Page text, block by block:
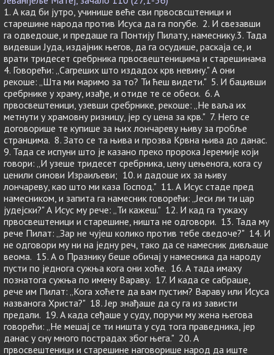
1. А кад би јутро, учинише веће сви првосвсштеници и
старешине народа против Исуса да га погубе. 2. И свезавши
га одведоше, и предаше га Понтију Пилату, намеснику.3. Тада
видевши Јуда, издајник његов, да га осудише, раскаја се, и
врати тридесет сребрника првосвештеницима и старешинама
4. Говорећи: „Сагреших што издадох крв невину." А они
рекоше: „Шта ми маримо за то? Ти ћеш видети." 5. И бацивши
сребрнике у храму, изађе, и отиде те се обеси. 6. А
првосвештеници, узевши сребрнике, рекоше: „Не ваља их
метнути у храмовну ризницу, јер су цена за крв." 7. Него се
договорише те купише за њих лончареву њиву за гробље
странцима. 8. Зато се та њива и прозва Крвна њива до данас.
9. Тада се испуни што је казано преко пророка Јеремије који
говори: „И узеше тридесет сребрника, цену цењенога, кога су
ценили синови Израиљеви; 10. и дадоше их за њиву
лончареву, као што ми каза Господ." 11. А Исус стаде пред
намесником, и запита га намесник говорећи: „Јеси ли ти цар
јудејски?" А Исус му рече: „Ти кажеш." 12. И кад га тужаху
првосвештеници и старешине, ништа не одговори. 13. Тада му
рече Пилат: „Зар не чујеш колико против тебе сведоче?" 14. И
не одговори му ни на једну реч, тако да се намесник дивљаше
веома. 15. А о Празнику беше обичај у намесника да народу
пусти по једнога сужња кога они хоће. 16. А тада имаху
познатога сужња по имену Вараву. 17. И када се сабраше,
рече им Пилат: „Кога хоћете да вам пустим? Вараву или Исуса
названога Христа?" 18. Јер знађаше да су га из зависти
предали. 19. А када сеђаше у суду, поручи му жена његова
говорећи: „Не мешај се ти ништа у суд тога праведника, јер
данас у сну много пострадах због њега." 20. А
првосвештеници и старешине наговорише народ да иште